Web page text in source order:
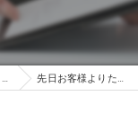
先日お客様よりたつ…